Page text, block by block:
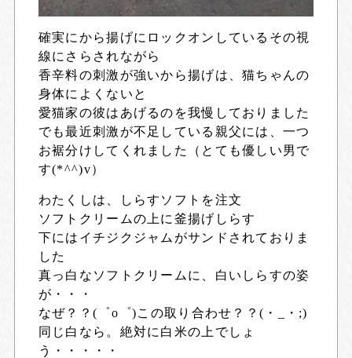
確実にから揚げにロックオンしているその視
線にさらされながら
香辛料の刺激が強いから揚げは、猫ちゃんの
身体によくないと
愛猫家の彼はあげるのを我慢しておりました
でも最近刺激が不足している親父には、一つ
お裾分けしてくれました（とても優しい男で
す(*^^)v）
わたくしは、しらすソフトを注文
ソフトクリームの上に釜揚げしらす
下にはイチジクジャムがサンドされておりま
した
真っ白なソフトクリームに、白いしらすの姿
が・・・
なぜ？？(゜o゜)この取り合わせ？？(・_・;)
同じ白なら。絶対に白米の上でしょ
う・・・・・